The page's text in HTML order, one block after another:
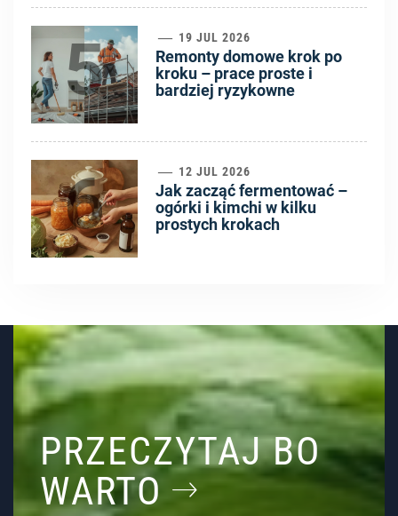
5 19 JUL 2026
Remonty domowe krok po
kroku – prace proste i
bardziej ryzykowne
6 12 JUL 2026
Jak zacząć fermentować –
ogórki i kimchi w kilku
prostych krokach
PRZECZYTAJ BO
WARTO